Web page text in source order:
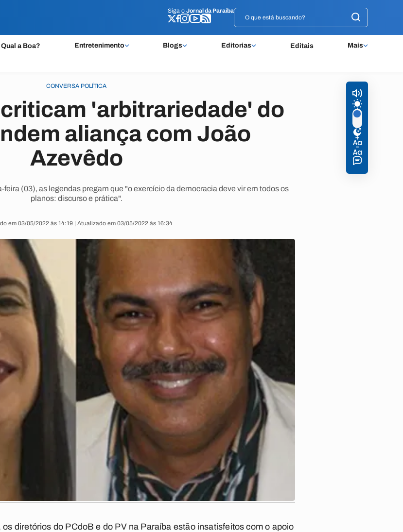
Siga o Jornal da Paraíba
Qual a Boa? Entretenimento Blogs Editorias Editais Mais
Siga o Jornal da Paraíba
CONVERSA POLÍTICA
criticam 'arbitrariedade' do
aliança com João
Azevêdo
(03), as legendas pregam que "o exercício da democracia deve vir em todos os
planos: discurso e prática".
em 03/05/2022 às 14:19 | Atualizado em 03/05/2022 às 16:34
diretórios do PCdoB e do PV na Paraíba estão insatisfeitos com o apoio